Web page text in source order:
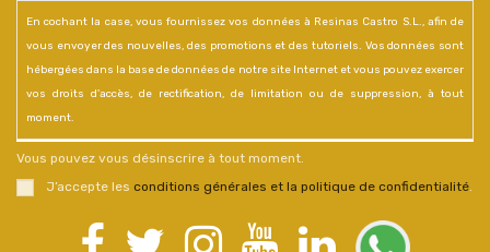
En cochant la case, vous fournissez vos données à Resinas Castro S.L., afin de
vous envoyer des nouvelles, des promotions et des tutoriels. Vos données sont
hébergées dans la base de données de notre site Internet et vous pouvez exercer
vos droits d'accès, de rectification, de limitation ou de suppression, à tout
moment.
Vous pouvez vous désinscrire à tout moment.
J’accepte les conditions générales et la politique de confidentialité.